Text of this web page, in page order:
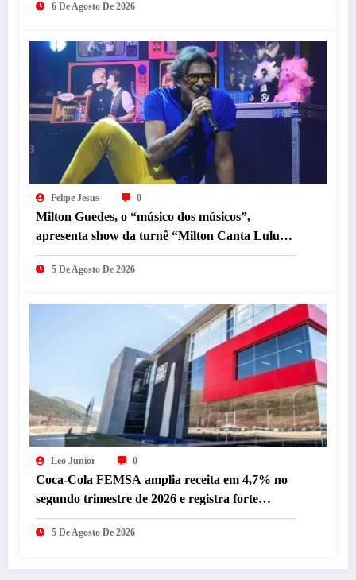
6 De Agosto De 2026
Felipe Jesus 0
Milton Guedes, o “músico dos músicos”,
apresenta show da turnê “Milton Canta Lulu”
em BH
5 De Agosto De 2026
Leo Junior 0
Coca-Cola FEMSA amplia receita em 4,7% no
segundo trimestre de 2026 e registra forte
desempenho da operação brasileira
5 De Agosto De 2026